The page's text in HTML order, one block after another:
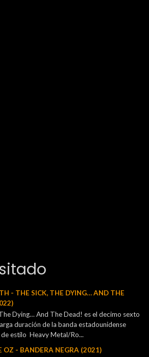
- THE SICK, THE DYING… AND THE
Dying… And The Dead! es el decimo sexto
duración de la banda estadounidense
estilo Heavy Metal/Ro...
OZ - BANDERA NEGRA (2021)